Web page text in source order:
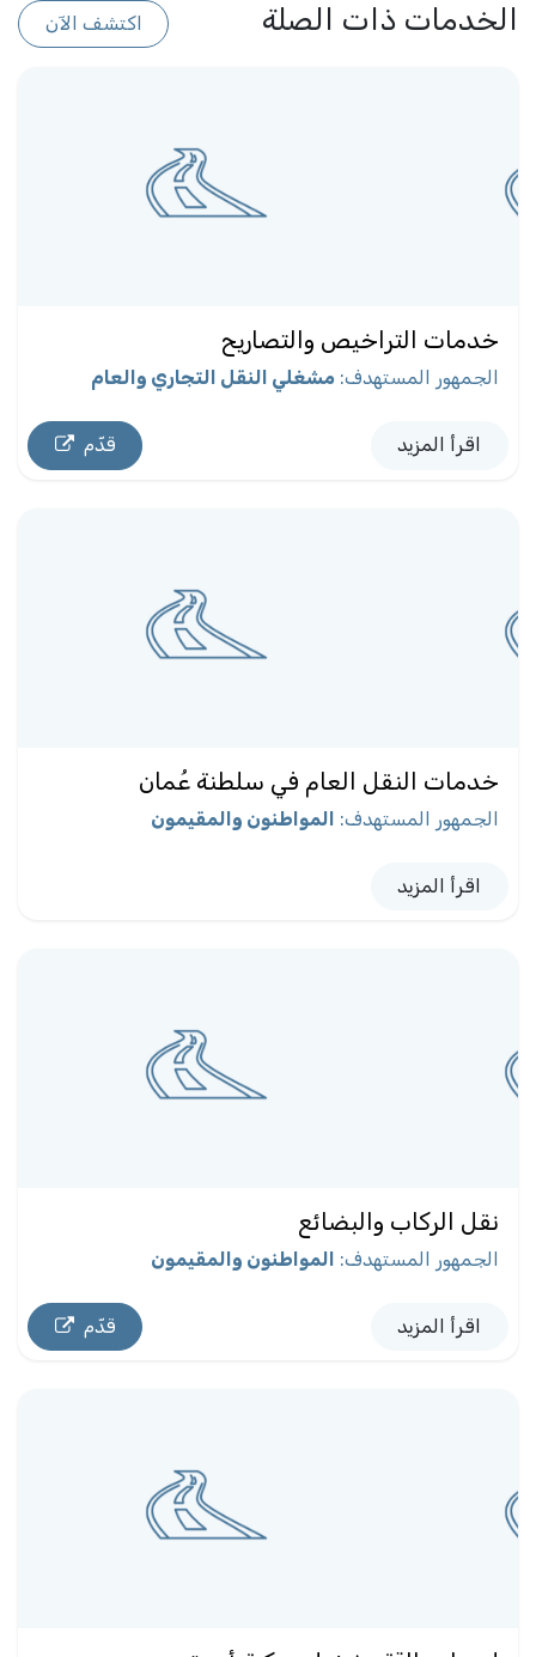
الخدمات ذات الصلة اكتشف الآن
خدمات التراخيص والتصاريح
الجمهور المستهدف: مشغلي النقل التجاري والعام
اقرأ المزيد قدّم
خدمات النقل العام في سلطنة عُمان
الجمهور المستهدف: المواطنون والمقيمون
اقرأ المزيد
نقل الركاب والبضائع
الجمهور المستهدف: المواطنون والمقيمون
اقرأ المزيد قدّم